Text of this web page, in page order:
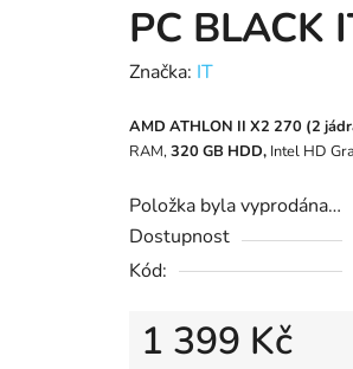
PC BLACK
Značka: IT
AMD ATHLON II X2 270 (2
RAM,320GB HDD, Intel HD
Položka byla vyprodána…
Dostupnost
Kód:
1 399 Kč